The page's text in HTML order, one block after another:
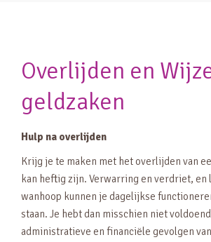
Overlijden en
geldzaken
Hulp na overlijden
Krijg je te maken met het overlijden van
kan heftig zijn. Verwarring en verdriet, en
wanhoop kunnen je dagelijkse
staan. Je hebt dan misschien niet
administratieve en financiële gevolgen